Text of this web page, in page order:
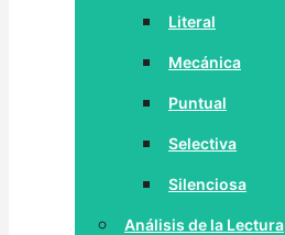
Literal
Mecánica
Puntual
Selectiva
Silenciosa
Análisis de la Lectura